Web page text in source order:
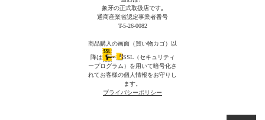
象牙の正式取扱店です｡
通商産業省認定事業者番号
T-5-26-0082
商品購入の画面（買い物カゴ）以
降は
SSL（セキュリティ
ープログラム）を用いて暗号化さ
れてお客様の個人情報をお守りし
ます。
プライバシーポリシー